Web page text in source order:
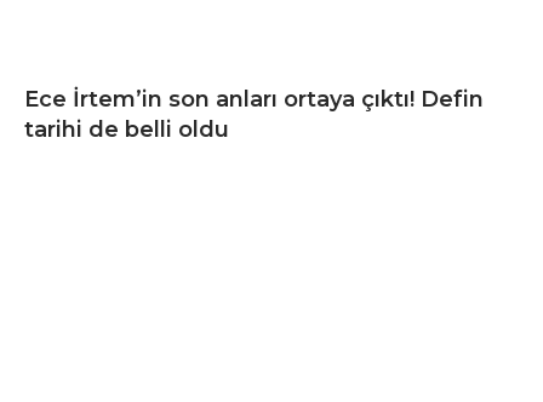
Ece İrtem’in son anları ortaya çıktı! Defin
tarihi de belli oldu